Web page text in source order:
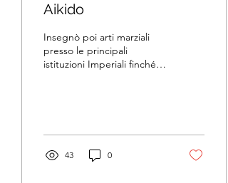
Aikido
Insegnò poi arti marziali
presso le principali
istituzioni Imperiali finché
43 0